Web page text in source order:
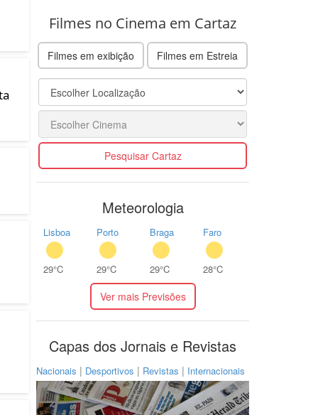
Filmes no Cinema em Cartaz
Filmes em exibição Filmes em Estreia
Pesquisar Cartaz
Meteorologia
Lisboa
29°C
Porto
29°C
Braga
29°C
Faro
28°C
Ver mais Previsões
Capas dos Jornais e Revistas
Nacionais | Desportivos | Revistas | Internacionais